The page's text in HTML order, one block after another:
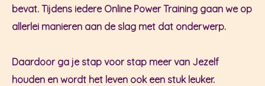
bevat. Tijdens iedere Online Power Training gaan we op
allerlei manieren aan de slag met dat onderwerp.
Daardoor ga je stap voor stap meer van Jezelf
houden en wordt het leven ook een stuk leuker.